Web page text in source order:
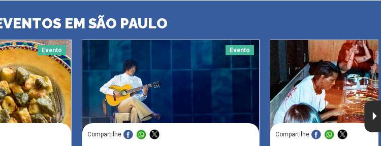
EM SÃO PAULO
Evento Evento
Compartilhe Compartilhe